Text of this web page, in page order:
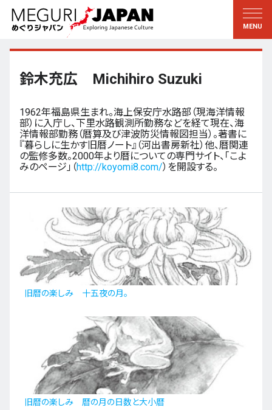
地域をめぐる
江戸・東京
甲信越
北陸
京都・奈良
中国・四国
九州・沖縄
文化をめぐる
伝承
芸術・芸能
もの作り
暦と暮らし
小野里茶の湯クラブ
ZH KO ES
鈴木充広 Michihiro Suzuki
1962年福島県生まれ。海上保安庁水路部（現海洋情報
部）に入庁し、下里水路観測所勤務などを経て現在、海
洋情報部勤務（暦算及び津波防災情報図担当）。著書に
『暮らしに生かす旧暦ノート』（河出書房新社）他、暦関連
の監修多数。2000年より暦についての専門サイト、「こよ
みのページ」（http://koyomi8.com/）を開設する。
旧暦の楽しみ 十五夜の月。
旧暦の楽しみ 暦の月の日数と大小暦